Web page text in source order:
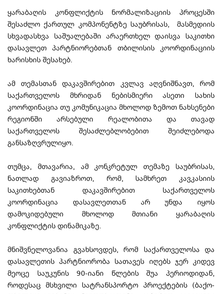
ყარაბაღის კონფლიქტის ნორმალიზაციის პროცესში
შესაძლო ქართულ კომპონენტზე საუბრისას, მასმედიის
სხვადასხვა საშუალებაში არაერთხელ დაისვა საკითხი
დასავლეთ პარტნიორებთან თბილისის კოორდინაციის
ხარისხის შესახებ.
ამ თემასთან დაკავშირებით კვლავ აღვნიშნავთ, რომ
საქართველოს მხრიდან ნებისმიერი ასეთი სახის
კოორდინაცია თუ კომუნიკაცია მხოლოდ ზემოთ ნახსენები
რეგიონში არსებული რეალობითა და თავად
საქართველოს შესაძლებლობებით შეიძლებოდა
განსაზღვრულიყო.
თუმცა, მთავარია, ამ კონკრეტულ თემაზე საუბრისას,
ნათლად გავიაზროთ, რომ, სამხრეთ კავკასიის
საკითხებთან დაკავშირებით საქართველოს
კოორდინაცია დასავლეთთან არ უნდა იყოს
დამოკიდებული მხოლოდ მთიანი ყარაბაღის
კონფლიქტის დინამიკაზე.
მნიშვნელოვანია გვახსოვდეს, რომ საქართველოსა და
დასავლეთის პარტნიორობა სათავეს იღებს ჯერ კიდევ
მეოცე საუკუნის 90-იანი წლების შუა პერიოდიდან,
როდესაც მსხვილი სატრანსპორტო პროექტების (ბაქო-